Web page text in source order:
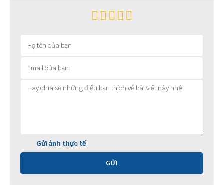
Gửi ảnh thực tế
GỬI